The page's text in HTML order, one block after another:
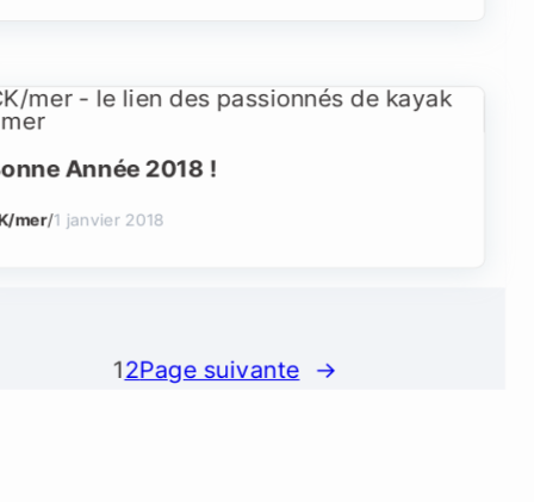
Année 2018 !
mer/1 janvier 2018
12Page suivante →